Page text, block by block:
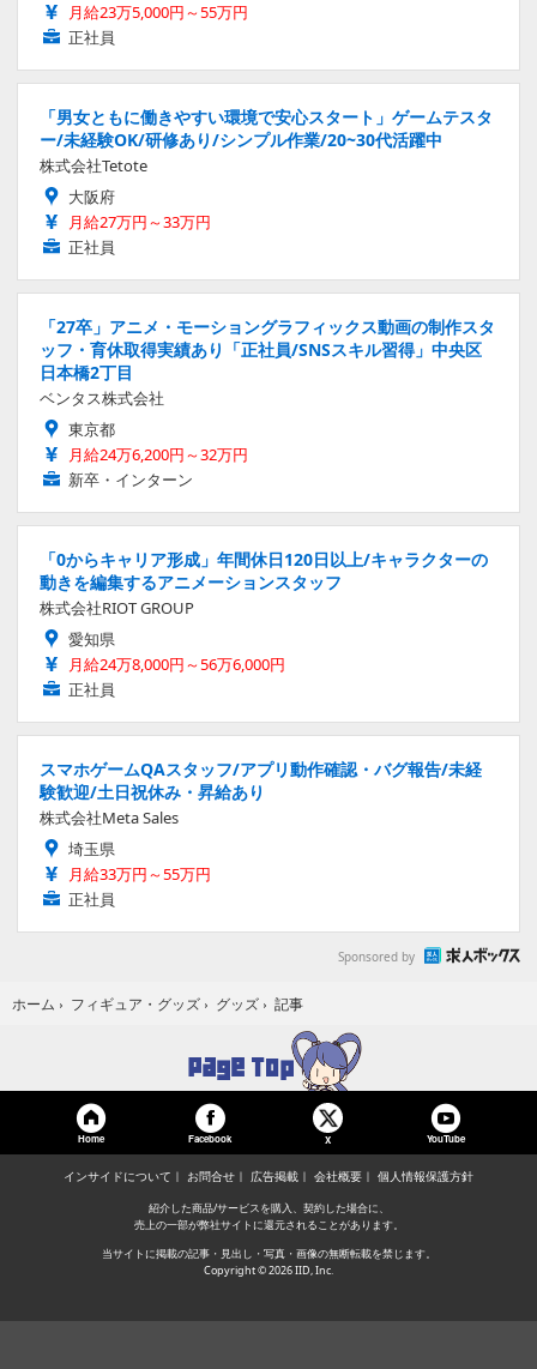
月給23万5,000円～55万円
正社員
「男女ともに働きやすい環境で安心スタート」ゲームテスタ
ー/未経験OK/研修あり/シンプル作業/20~30代活躍中
株式会社Tetote
大阪府
月給27万円～33万円
正社員
「27卒」アニメ・モーショングラフィックス動画の制作スタ
ッフ・育休取得実績あり「正社員/SNSスキル習得」中央区
日本橋2丁目
ベンタス株式会社
東京都
月給24万6,200円～32万円
新卒・インターン
「0からキャリア形成」年間休日120日以上/キャラクターの
動きを編集するアニメーションスタッフ
株式会社RIOT GROUP
愛知県
月給24万8,000円～56万6,000円
正社員
スマホゲームQAスタッフ/アプリ動作確認・バグ報告/未経
験歓迎/土日祝休み・昇給あり
株式会社Meta Sales
埼玉県
月給33万円～55万円
正社員
Sponsored by
ホーム › フィギュア・グッズ › グッズ › 記事
Home Facebook X YouTube
インサイドについて お問合せ 広告掲載 会社概要 個人情報保護方針
紹介した商品/サービスを購入、契約した場合に、
売上の一部が弊社サイトに還元されることがあります。
当サイトに掲載の記事・見出し・写真・画像の無断転載を禁じます。
Copyright © 2026 IID, Inc.